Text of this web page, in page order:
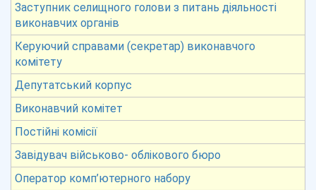
Заступник селищного голови з питань діяльності
виконавчих органів
Керуючий справами (секретар) виконавчого
комітету
Депутатський корпус
Виконавчий комітет
Постійні комісії
Завідувач військово- облікового бюро
Оператор комп’ютерного набору